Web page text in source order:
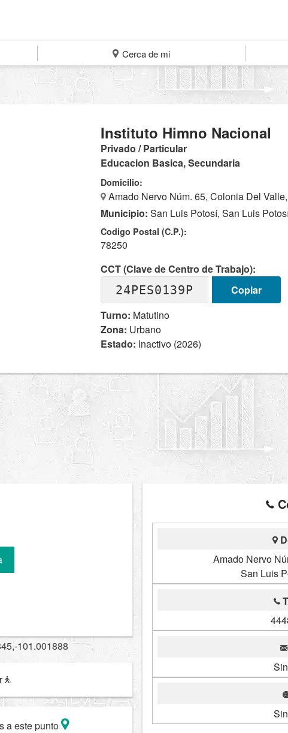
Cerca de mi
Instituto Himno Nacional
Privado / Particular
Educacion Basica, Secundaria
Domicilio:
Amado Nervo Núm. 65, Colonia Del
Municipio: San Luis Potosí, San Luis
Codigo Postal (C.P.):
78250
CCT (Clave de Centro de Trabajo):
24PES0139P
Copiar
Turno: Matutino
Zona: Urbano
Estado: Inactivo (2026)
101.001888
a este punto
Amado Nervo
San Luis